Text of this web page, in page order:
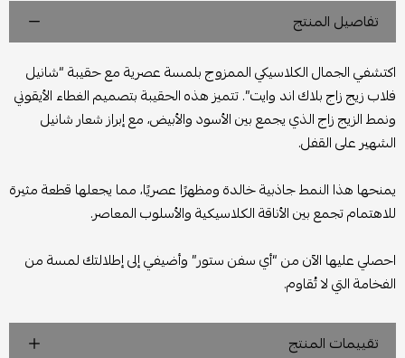
تفاصيل المنتج
اكتشفي الجمال الكلاسيكي الممزوج بلمسة عصرية مع حقيبة “شانيل
فلاب زيج زاج بلاك اند وايت”. تتميز هذه الحقيبة بتصميم الغطاء الأيقوني
ونمط الزيج زاج الذي يجمع بين الأسود والأبيض، مع إبراز شعار شانيل
الشهير على القفل.
يمنحها هذا النمط جاذبية خالدة ومظهرًا عصريًا، مما يجعلها قطعة مثيرة
للاهتمام تجمع بين الأناقة الكلاسيكية والأسلوب المعاصر.
احصلي عليها الآن من “أي سفن ستور” وأضيفي إلى إطلالتك لمسة من
الفخامة التي لا تُقاوم.
تقييمات المنتج